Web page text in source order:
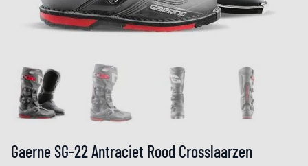
Gaerne SG-22 Antraciet Rood Crosslaarzen